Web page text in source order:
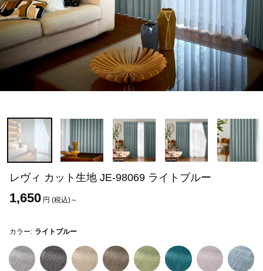
レヴィ カット生地 JE-98069 ライトブルー
1,650 円 (税込)～
カラー: ライトブルー